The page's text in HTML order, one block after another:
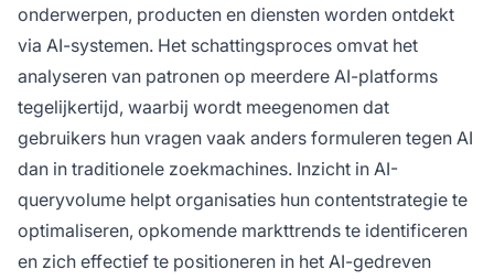
onderwerpen, producten en diensten worden ontdekt
via AI-systemen. Het schattingsproces omvat het
analyseren van patronen op meerdere AI-platforms
tegelijkertijd, waarbij wordt meegenomen dat
gebruikers hun vragen vaak anders formuleren tegen AI
dan in traditionele zoekmachines. Inzicht in AI-
queryvolume helpt organisaties hun contentstrategie te
optimaliseren, opkomende markttrends te identificeren
en zich effectief te positioneren in het AI-gedreven